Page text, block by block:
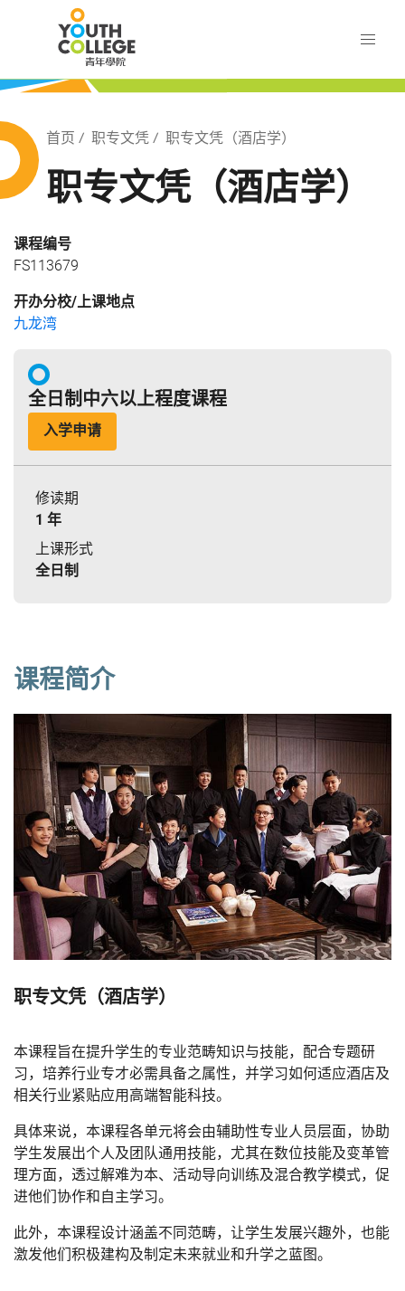
content
Breadcrumb
首页 职专文凭 职专文凭（酒店学）
职专文凭（酒店学）
课程编号
FS113679
开办分校/上课地点
九龙湾
全日制中六以上程度课程
入学申请
修读期
1 年
上课形式
全日制
课程简介
职专文凭（酒店学）
本课程旨在提升学生的专业范畴知识与技能，配合专题研
习，培养行业专才必需具备之属性，并学习如何适应酒店及
相关行业紧贴应用高端智能科技。
具体来说，本课程各单元将会由辅助性专业人员层面，协助
学生发展出个人及团队通用技能，尤其在数位技能及变革管
理方面，透过解难为本、活动导向训练及混合教学模式，促
进他们协作和自主学习。
此外，本课程设计涵盖不同范畴，让学生发展兴趣外，也能
激发他们积极建构及制定未来就业和升学之蓝图。